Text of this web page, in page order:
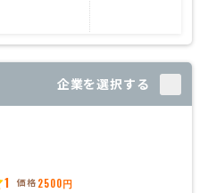
企業を選択する
1 価格 2500円